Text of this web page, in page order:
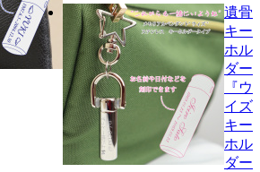
遺骨
キー
ホル
ダー
『ウ
イズ
キー
ホル
ダー